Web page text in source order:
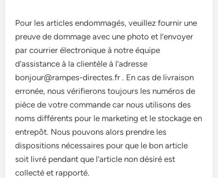
Pour les articles endommagés, veuillez fournir une
preuve de dommage avec une photo et l’envoyer
par courrier électronique à notre équipe
d’assistance à la clientèle à l’adresse
bonjour@rampes-directes.fr . En cas de livraison
erronée, nous vérifierons toujours les numéros de
pièce de votre commande car nous utilisons des
noms différents pour le marketing et le stockage en
entrepôt. Nous pouvons alors prendre les
dispositions nécessaires pour que le bon article
soit livré pendant que l’article non désiré est
collecté et rapporté.